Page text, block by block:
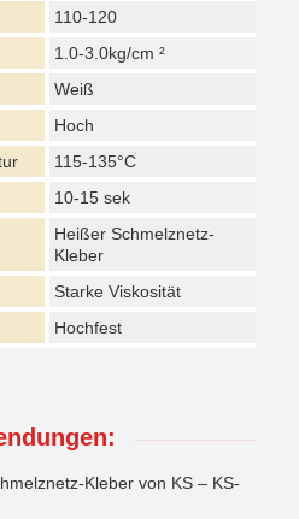
110-120
1.0-3.0kg/cm ²
Weiß
Hoch
115-135°C
10-15 sek
Heißer Schmelznetz-
Kleber
Starke Viskosität
Hochfest
Kleber von KS – KS-